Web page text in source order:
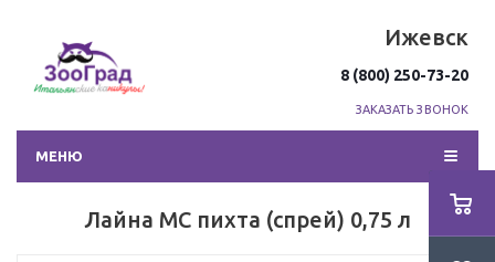
Ижевск
8 (800) 250-73-20
ЗАКАЗАТЬ ЗВОНОК
МЕНЮ
Лайна МС пихта (спрей) 0,75 л